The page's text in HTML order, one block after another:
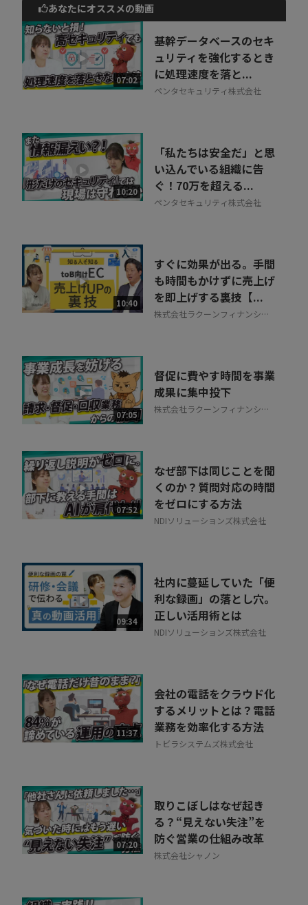
動画でご紹介しているサービスについて
お気軽にご相談・ご質問いただけます！
30秒でお申し込み可能
相談を希望する 無料
あなたにオススメの動画
07:02
基幹データベースのセキ
ュリティを強化するとき
に処理速度を落と...
ペンタセキュリティ株式会社
10:20
「私たちは安全だ」と思
い込んでいる組織に告
ぐ！70万を超える...
ペンタセキュリティ株式会社
10:40
すぐに効果が出る。手間
も時間もかけずに売上げ
を即上げする裏技【...
株式会社ラクーンフィナンシャ
07:05
督促に費やす時間を事業
成果に集中投下
株式会社ラクーンフィナンシャ
07:52
なぜ部下は同じことを聞
くのか？質問対応の時間
をゼロにする方法
NDIソリューションズ株式会社
09:34
社内に蔓延していた「便
利な録画」の落とし穴。
正しい活用術とは
NDIソリューションズ株式会社
11:37
会社の電話をクラウド化
するメリットとは？電話
業務を効率化する方法
トビラシステムズ株式会社
07:20
取りこぼしはなぜ起き
る？“見えない失注”を
防ぐ営業の仕組み改革
株式会社シャノン